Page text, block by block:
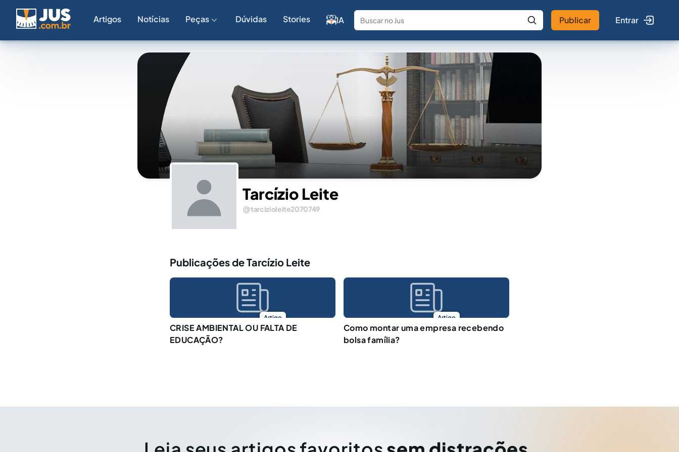
Artigos Notícias Peças Dúvidas Stories IA
Fale com a IA Buscar no Jus
Publicar Entrar
Tarcízio Leite
tarcizioleite2070749
Publicações de Tarcízio Leite
Artigo
CRISE AMBIENTAL OU FALTA DE
EDUCAÇÃO?
Artigo
Como montar uma empresa recebendo
bolsa família?